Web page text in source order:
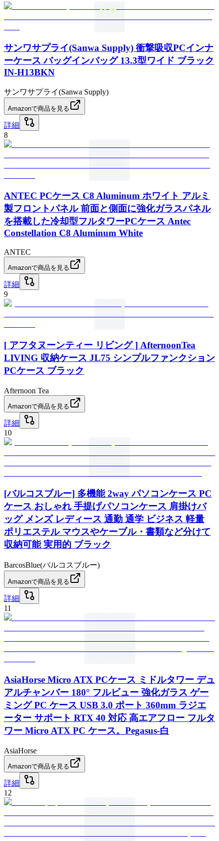
サンワサプライ(Sanwa Supply) 衝撃吸収PCインナ
ーケース バッグインバッグ 13.3型ワイド ブラック
IN-H13BKN
サンワサプライ(Sanwa Supply)
Amazonで商品を見る
詳細
8
ANTEC PCケース C8 Aluminum ホワイト アルミ
製フロントパネル 前面と側面に強化ガラスパネル
を搭載した冷却型フルタワーPCケース Antec
Constellation C8 Aluminum White
ANTEC
Amazonで商品を見る
詳細
9
[ アフタヌーンティー リビング ] AfternoonTea
LIVING 収納ケース JL75 シンプルファンクション
PCケース ブラック
Afternoon Tea
Amazonで商品を見る
詳細
10
[バルコスブルー] 多機能 2way パソコンケース PC
ケース おしゃれ 手提げパソコンケース 肩掛けバ
ッグ メンズ レディース 通勤 通学 ビジネス 軽量
ポリエステル マウスやケーブル・書類など分けて
収納可能 実用的 ブラック
BarcosBlue(バルコスブルー)
Amazonで商品を見る
詳細
11
AsiaHorse Micro ATX PCケース ミドルタワー デュ
アルチャンバー 180° フルビュー 強化ガラス ゲー
ミング PC ケース USB 3.0 ポート 360mm ラジエ
ーター サポート RTX 40 対応 高エアフロー フルタ
ワー Micro ATX PC ケース。Pegasus-白
AsiaHorse
Amazonで商品を見る
詳細
12